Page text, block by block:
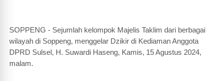
SOPPENG - Sejumlah kelompok Majelis Taklim dari berbagai
wilayah di Soppeng, menggelar Dzikir di Kediaman Anggota
DPRD Sulsel, H. Suwardi Haseng, Kamis, 15 Agustus 2024,
malam.